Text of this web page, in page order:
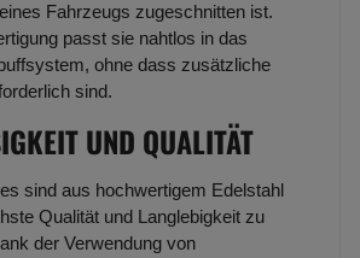
Fahrzeugs zugeschnitten ist.
passt sie nahtlos in das
ohne dass zusätzliche
sind.
UND QUALITÄT
sind aus hochwertigem Edelstahl
Qualität und Langlebigkeit zu
der Verwendung von